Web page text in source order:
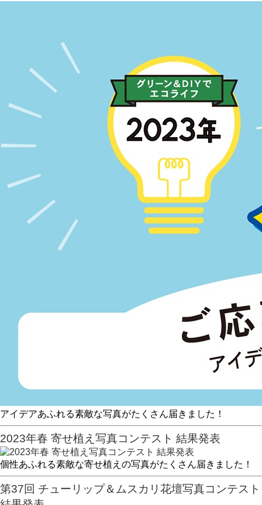
アイデアあふれる素敵な写真がたくさん届きました！
2023年春 寄せ植え写真コンテスト 結果発表
個性あふれる素敵な寄せ植えの写真がたくさん届きました！
第37回 チューリップ＆ムスカリ花壇写真コンテスト